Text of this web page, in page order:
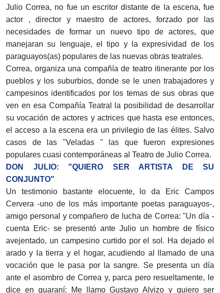
Julio Correa, no fue un escritor distante de la escena, fue
actor , director y maestro de actores, forzado por las
necesidades de formar un nuevo tipo de actores, que
manejaran su lenguaje, el tipo y la expresividad de los
paraguayos(as) populares de las nuevas obras teatrales.
Correa, organiza una compañía de teatro itinerante por los
pueblos y los suburbios, donde se le unen trabajadores y
campesinos identificados por los temas de sus obras que
ven en esa Compañía Teatral la posibilidad de desarrollar
su vocación de actores y actrices que hasta ese entonces,
el acceso a la escena era un privilegio de las élites. Salvo
casos de las "Veladas " las que fueron expresiones
populares cuasi contemporáneas al Teatro de Julio Correa.
DON JULIO: "QUIERO SER ARTISTA DE SU
CONJUNTO"
Un testimonio bastante elocuente, lo da Eric Campos
Cervera -uno de los más importante poetas paraguayos-,
amigo personal y compañero de lucha de Correa: "Un día -
cuenta Eric- se presentó ante Julio un hombre de físico
avejentado, un campesino curtido por el sol. Ha dejado el
arado y la tierra y el hogar, acudiendo al llamado de una
vocación que le pasa por la sangre. Se presenta un día
ante el asombro de Correa y, parca pero resueltamente, le
dice en guaraní: Me llamo Gustavo Alvizo y quiero ser